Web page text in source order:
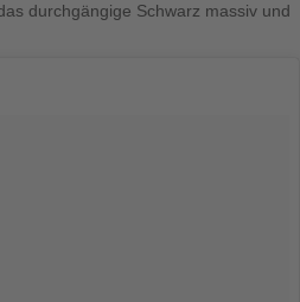
durchgängige Schwarz massiv und